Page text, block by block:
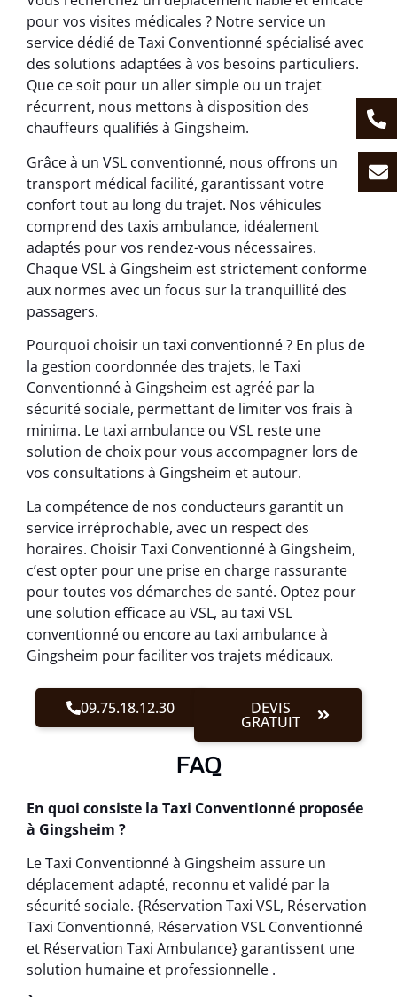
pour vos visites médicales ? Notre service un
service dédié de Taxi Conventionné spécialisé avec
des solutions adaptées à vos besoins particuliers.
Que ce soit pour un aller simple ou un trajet
récurrent, nous mettons à disposition des
chauffeurs qualifiés à Gingsheim.
Grâce à un VSL conventionné, nous offrons un
transport médical facilité, garantissant votre
confort tout au long du trajet. Nos véhicules
comprend des taxis ambulance, idéalement
adaptés pour vos rendez-vous nécessaires.
Chaque VSL à Gingsheim est strictement conforme
aux normes avec un focus sur la tranquillité des
passagers.
Pourquoi choisir un taxi conventionné ? En plus de
la gestion coordonnée des trajets, le Taxi
Conventionné à Gingsheim est agréé par la
sécurité sociale, permettant de limiter vos frais à
minima. Le taxi ambulance ou VSL reste une
solution de choix pour vous accompagner lors de
vos consultations à Gingsheim et autour.
La compétence de nos conducteurs garantit un
service irréprochable, avec un respect des
horaires. Choisir Taxi Conventionné à Gingsheim,
c’est opter pour une prise en charge rassurante
pour toutes vos démarches de santé. Optez pour
une solution efficace au VSL, au taxi VSL
conventionné ou encore au taxi ambulance à
Gingsheim pour faciliter vos trajets médicaux.
09.75.18.12.30 DEVIS
GRATUIT
FAQ
En quoi consiste la Taxi Conventionné proposée
à Gingsheim ?
Le Taxi Conventionné à Gingsheim assure un
déplacement adapté, reconnu et validé par la
sécurité sociale. {Réservation Taxi VSL, Réservation
Taxi Conventionné, Réservation VSL Conventionné
et Réservation Taxi Ambulance} garantissent une
solution humaine et professionnelle .